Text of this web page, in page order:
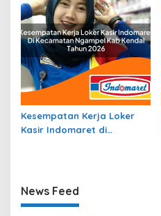
Kesempatan Kerja Loker
Kasir Indomaret di
News Feed